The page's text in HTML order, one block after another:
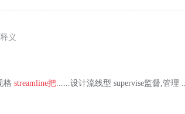
义
格streamline把 ......设计流线型 supervise监督,管理 ...